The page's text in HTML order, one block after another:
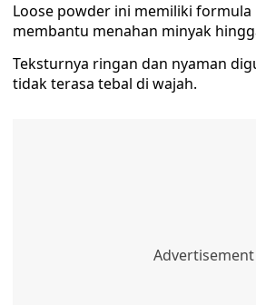
Loose powder ini memiliki
membantu menahan minyak
Teksturnya ringan dan nyaman
tidak terasa tebal di wajah.